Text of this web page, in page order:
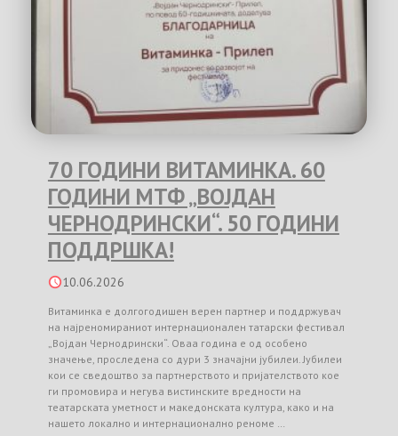
70 ГОДИНИ ВИТАМИНКА. 60
ГОДИНИ МТФ „ВОЈДАН
ЧЕРНОДРИНСКИ“. 50 ГОДИНИ
ПОДДРШКА!
10.06.2026
Витаминка е долгогодишен верен партнер и поддржувач
на најреномираниот интернационален татарски фестивал
„Војдан Чернодрински“. Оваа година е од особено
значење, проследена со дури 3 значајни јубилеи. Јубилеи
кои се сведоштво за партнерството и пријателството кое
ги промовира и негува вистинските вредности на
театарската уметност и македонската култура, како и на
нашето локално и интернационално реноме …